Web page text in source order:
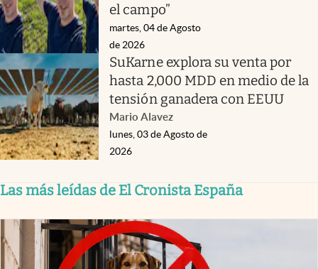
el campo”
martes, 04 de Agosto
de 2026
SuKarne explora su venta por
hasta 2,000 MDD en medio de la
tensión ganadera con EEUU
Mario Alavez
lunes, 03 de Agosto de
2026
Las más leídas de El Cronista España